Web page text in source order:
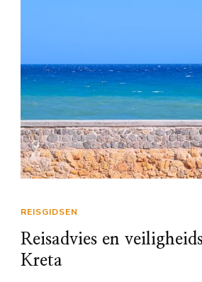
REISGIDSEN
Reisadvies en
Kreta